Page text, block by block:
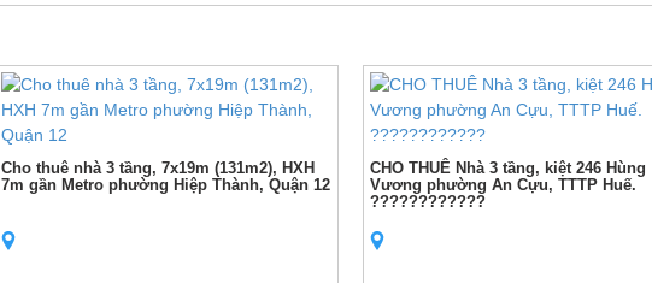
Cho thuê nhà 3 tầng, 7x19m (131m2), HXH
7m gần Metro phường Hiệp Thành, Quận 12
CHO THUÊ Nhà 3 tầng, kiệt 246 Hùng
Vương phường An Cựu, TTTP Huế.
????????????